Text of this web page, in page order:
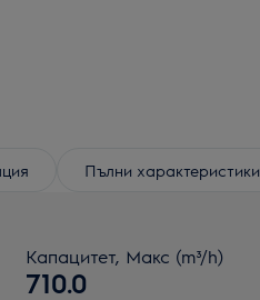
Пълни характеристики
Капацитет, Макс (m³/h)
710.0